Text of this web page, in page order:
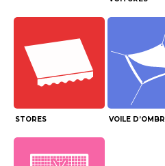
STORES VOILE